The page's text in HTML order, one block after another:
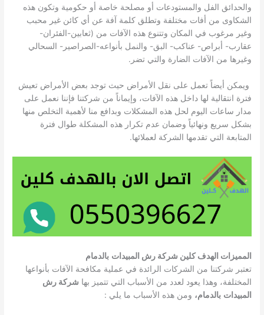
والحدائق الفل والمستودعات أو مصلحة خاصة أو حكومية وتكون هذه
الشكاوى من أفات مختلفة وتطلق كلمة آفة عن أي كائن غير محبب
وغير مرغوب في المكان وتتنوع هذه الآفات من (ثعابين-الفئران-
عقارب- أبراص- عناكب- البق- والنمل بأنواعه-الصراصير- السحالي
وغيرها من الآفات الضارة والتي تضر.
ويمكن أيضاً تعمل على نقل الأمراض حيث توجد بعض الأمراض تعيش
فترة انتقالية لها داخل هذه الآفات، وإيماناً من شركتنا فإننا نعمل على
مدار ساعات اليوم لحل هذه المشكلات وبدافع منا لأهمية التخلص منها
بشكل سريع ونهائياً وضمان عدم تكرار هذه المشكلة طوال فترة
المتابعة التي تقدمها الشركة لعملائها.
المميزات الهدف كلين شركة رش المبيدات بالدمام
تعتبر شركتنا من الشركات الرائدة في عملية مكافحة الآفات بأنواعها
المختلفة، وهذا يعود لعدد من الأسباب التي تتميز بها شركة رش
المبيدات بالدمام، ومن هذه الأسباب ما يلي :